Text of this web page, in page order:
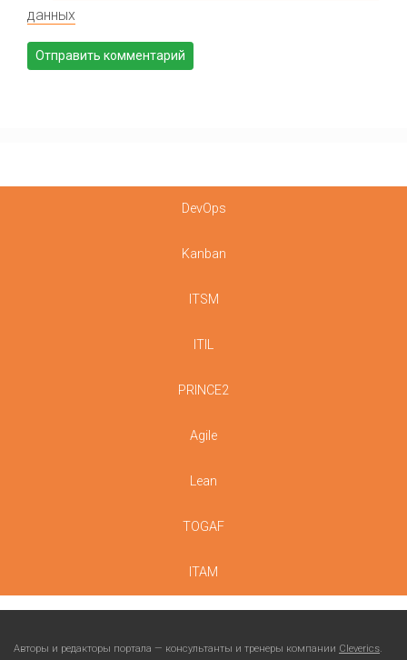
данных
DevOps
Kanban
ITSM
ITIL
PRINCE2
Agile
Lean
TOGAF
ITAM
Авторы и редакторы портала — консультанты и тренеры компании Cleverics.